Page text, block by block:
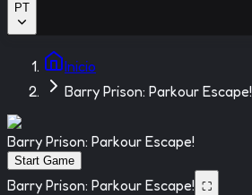
PT
Inicio
Barry Prison: Parkour Escape!
Barry Prison: Parkour Escape!
Start Game
Barry Prison: Parkour Escape! ⛶